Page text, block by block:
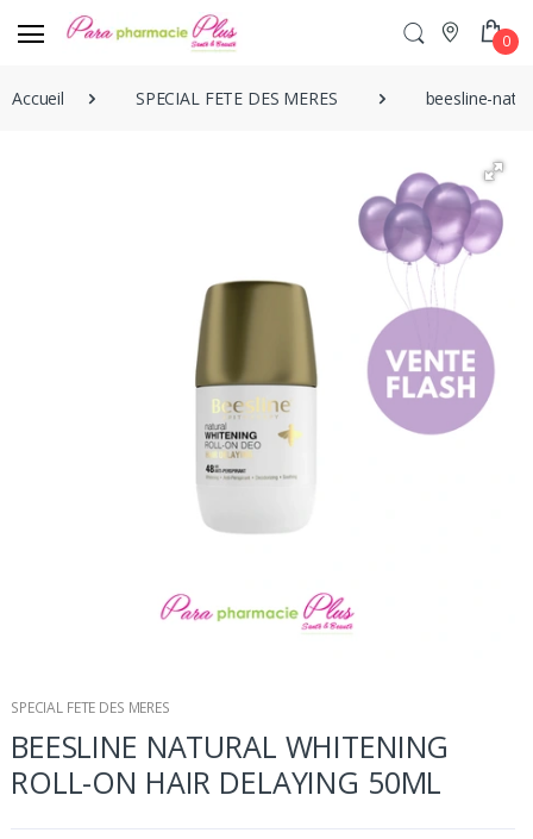
0
Accueil SPECIAL FETE DES MERES beesline-
SPECIAL FETE DES MERES
BEESLINE NATURAL WHITENING
ROLL-ON HAIR DELAYING 50ML